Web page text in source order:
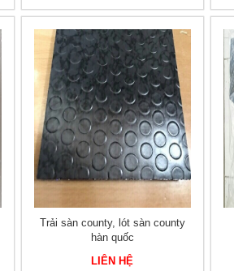
Trải sàn county, lót sàn county
hàn quốc
LIÊN HỆ